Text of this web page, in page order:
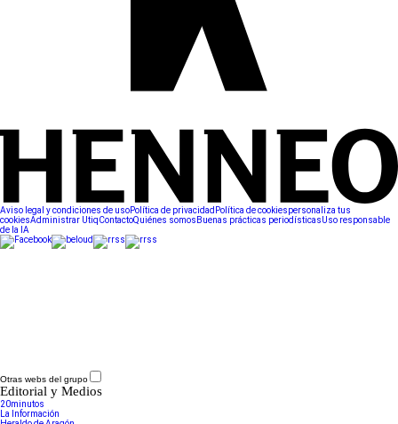
Aviso legal y condiciones de usoPolítica de privacidad Política de cookiespersonaliza tus
cookiesAdministrar UtiqContactoQuiénes somos Buenas prácticas periodísticasUso responsable
de la IA
Otras webs del grupo
Editorial y Medios
20minutos
La Información